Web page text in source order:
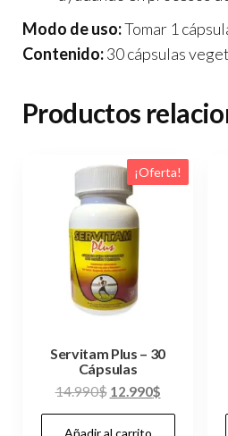
Modo de uso:Tomar 1
Contenido:30 cápsulas
Productos
¡Oferta!
Servitam Plus – 30
Cápsulas
14.990$ El
precio
12.990$El
precio
Añadir al carrito